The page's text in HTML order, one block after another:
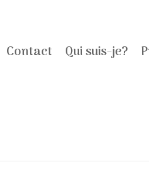
Contact Qui suis-je?